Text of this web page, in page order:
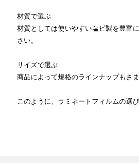
材質で選ぶ
材質としては使いやすい塩ビ製を豊富
さい。
サイズで選ぶ
商品によって規格のラインナップもさ
このように、ラミネートフィルムの選